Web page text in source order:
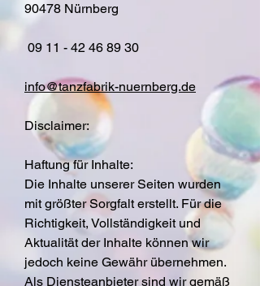
90478 Nürnberg
09 11 - 42 46 89 30
info@tanzfabrik-nuernberg.de
Disclaimer:
Haftung für Inhalte:
Die Inhalte unserer Seiten wurden
mit größter Sorgfalt erstellt. Für die
Richtigkeit, Vollständigkeit und
Aktualität der Inhalte können wir
jedoch keine Gewähr übernehmen.
Als Diensteanbieter sind wir gemäß